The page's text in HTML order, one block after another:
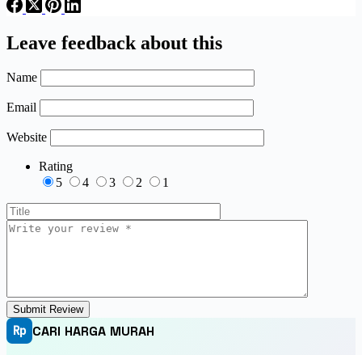
Leave feedback about this
Name
Email
Website
Rating
5
4 3 2 1
Submit Review
Rp CARI HARGA MURAH